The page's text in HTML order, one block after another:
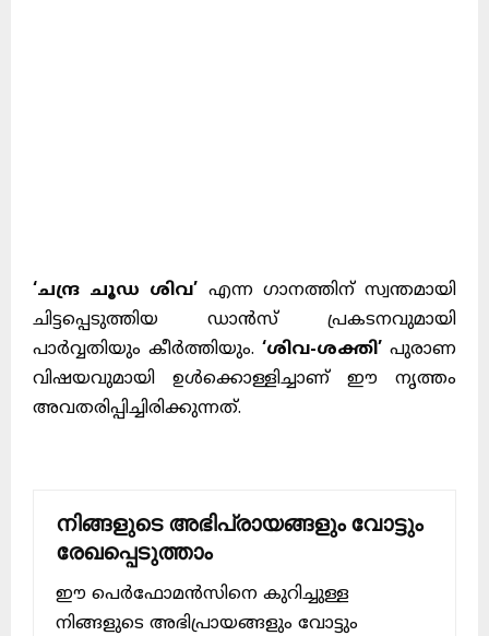
‘ചന്ദ്ര ചൂഡ ശിവ’ എന്ന ഗാനത്തിന് സ്വന്തമായി
ചിട്ടപ്പെടുത്തിയ ഡാൻസ് പ്രകടനവുമായി
പാർവ്വതിയും കീർത്തിയും. ‘ശിവ-ശക്തി’ പുരാണ
വിഷയവുമായി ഉൾക്കൊള്ളിച്ചാണ് ഈ നൃത്തം
അവതരിപ്പിച്ചിരിക്കുന്നത്.
നിങ്ങളുടെ അഭിപ്രായങ്ങളും വോട്ടും
രേഖപ്പെടുത്താം
ഈ പെർഫോമൻസിനെ കുറിച്ചുള്ള
നിങ്ങളുടെ അഭിപ്രായങ്ങളും വോട്ടും